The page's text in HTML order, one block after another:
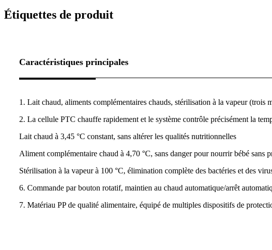
Étiquettes de produit
Caractéristiques principales
1. Lait chaud, aliments complémentaires chauds, stérilisation à la vapeur (trois
2. La cellule PTC chauffe rapidement et le système contrôle précisément la
Lait chaud à 3,45 °C constant, sans altérer les qualités nutritionnelles
Aliment complémentaire chaud à 4,70 °C, sans danger pour nourrir bébé sans
Stérilisation à la vapeur à 100 °C, élimination complète des bactéries et des
6. Commande par bouton rotatif, maintien au chaud automatique/arrêt
7. Matériau PP de qualité alimentaire, équipé de multiples dispositifs de